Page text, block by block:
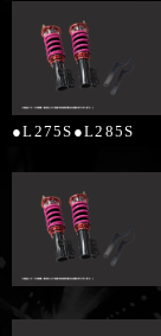
●L275S●L285S